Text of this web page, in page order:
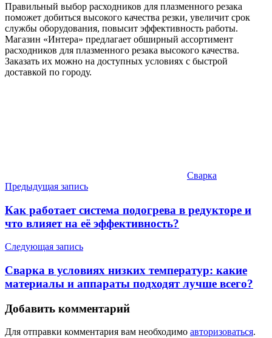
Правильный выбор расходников для плазменного резака
поможет добиться высокого качества резки, увеличит срок
службы оборудования, повысит эффективность работы.
Магазин «Интера» предлагает обширный ассортимент
расходников для плазменного резака высокого качества.
Заказать их можно на доступных условиях с быстрой
доставкой по городу.
Сварка
Навигация
по
записям
Предыдущая запись
Как работает система подогрева в редукторе и
что влияет на её эффективность?
Следующая запись
Сварка в условиях низких температур: какие
материалы и аппараты подходят лучше всего?
Добавить комментарий
Для отправки комментария вам необходимо авторизоваться.